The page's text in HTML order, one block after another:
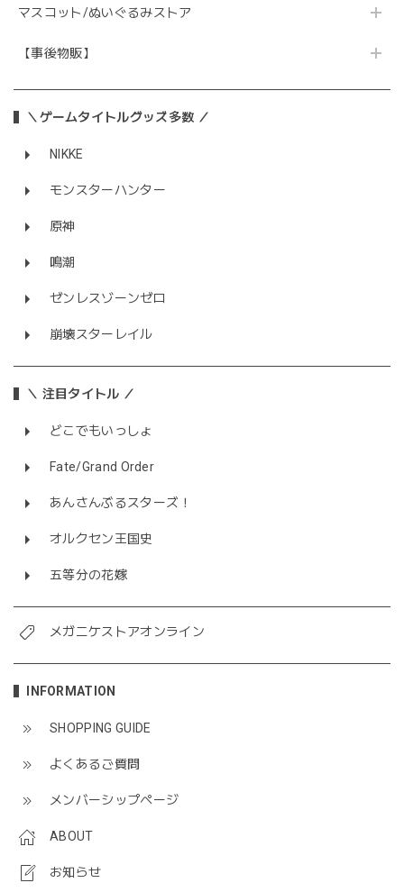
マスコット/ぬいぐるみストア
【事後物販】
＼ゲームタイトルグッズ多数 ／
NIKKE
モンスターハンター
原神
鳴潮
ゼンレスゾーンゼロ
崩壊スターレイル
＼ 注目タイトル ／
どこでもいっしょ
Fate/Grand Order
あんさんぶるスターズ！
オルクセン王国史
五等分の花嫁
メガニケストアオンライン
INFORMATION
SHOPPING GUIDE
よくあるご質問
メンバーシップページ
ABOUT
お知らせ